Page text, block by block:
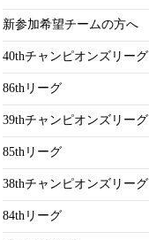
新参加希望チームの方へ
40thチャンピオンズリーグ
86thリーグ
39thチャンピオンズリーグ
85thリーグ
38thチャンピオンズリーグ
84thリーグ